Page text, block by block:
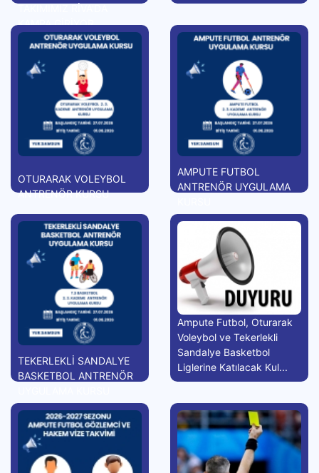
KAMPA GİRİYOR
OTURARAK VOLEYBOL
ANTRENÖR KURSU
AMPUTE FUTBOL
ANTRENÖR UYGULAMA
TEKERLEKLİ SANDALYE
BASKETBOL ANTRENÖR
Ampute Futbol, Oturarak
Voleybol ve Tekerlekli
Sandalye Basketbol
Liglerine Katılacak Kul...